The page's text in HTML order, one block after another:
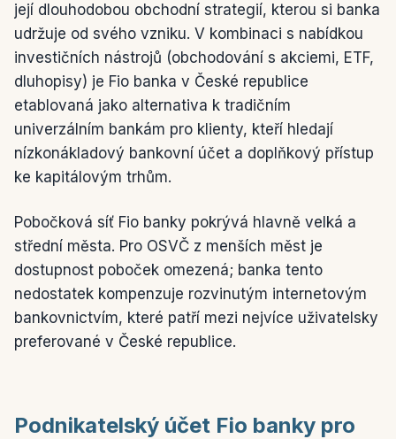
její dlouhodobou obchodní strategií, kterou si banka
udržuje od svého vzniku. V kombinaci s nabídkou
investičních nástrojů (obchodování s akciemi, ETF,
dluhopisy) je Fio banka v České republice
etablovaná jako alternativa k tradičním
univerzálním bankám pro klienty, kteří hledají
nízkonákladový bankovní účet a doplňkový přístup
ke kapitálovým trhům.
Pobočková síť Fio banky pokrývá hlavně velká a
střední města. Pro OSVČ z menších měst je
dostupnost poboček omezená; banka tento
nedostatek kompenzuje rozvinutým internetovým
bankovnictvím, které patří mezi nejvíce uživatelsky
preferované v České republice.
Podnikatelský účet Fio banky pro